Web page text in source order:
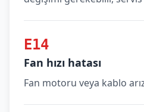
E14
Fan hızı hatası
Fan motoru veya kablo